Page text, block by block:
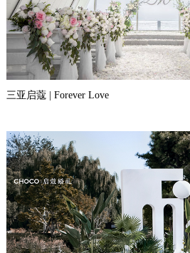
三亚启蔻 | Forever Love